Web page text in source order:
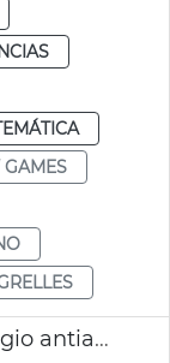
GAMES
Adjudicación reparación refugio antiaéreo Massarrojos València